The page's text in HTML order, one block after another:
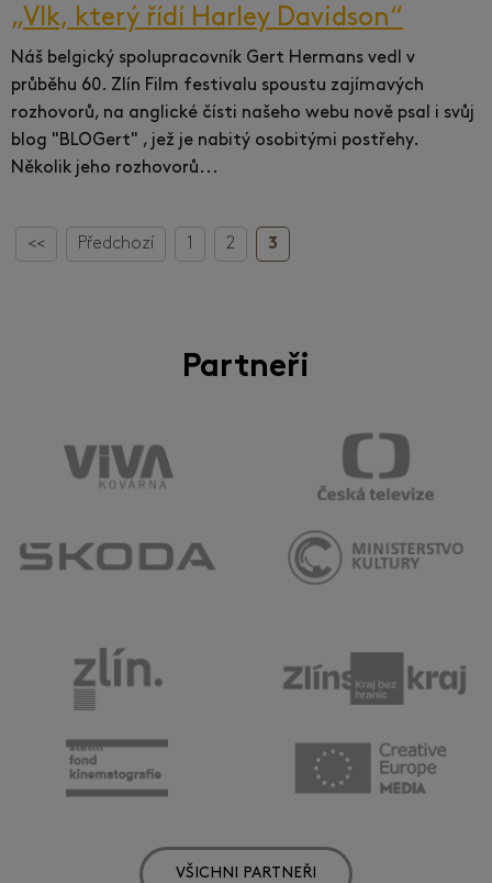
„Vlk, který řídí Harley Davidson“
Náš belgický spolupracovník Gert Hermans vedl v
průběhu 60. Zlín Film festivalu spoustu zajímavých
rozhovorů, na anglické čísti našeho webu nově psal i svůj
blog "BLOGert" , jež je nabitý osobitými postřehy.
Několik jeho rozhovorů...
<< Předchozí 1 2 3
Partneři
VŠICHNI PARTNEŘI